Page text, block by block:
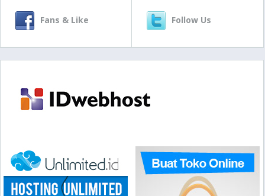
Fans & Like Follow Us